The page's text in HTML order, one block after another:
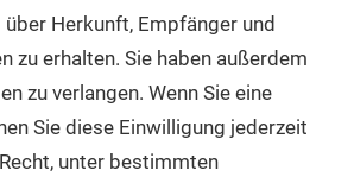
Herkunft, Empfänger und
zu erhalten. Sie haben außerdem
zu verlangen. Wenn Sie eine
Sie diese Einwilligung jederzeit
unter bestimmten